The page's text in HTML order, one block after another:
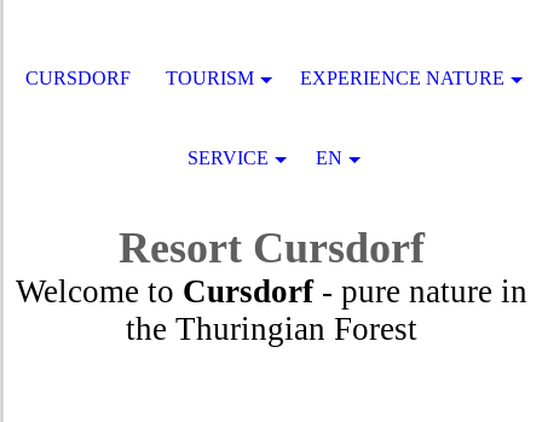
ResortCursdorf
Welcome to Cursdorf- pure nature in
the Thuringian Forest
CURSDORF TOURISM EXPERIENCE NATURE
SERVICE EN